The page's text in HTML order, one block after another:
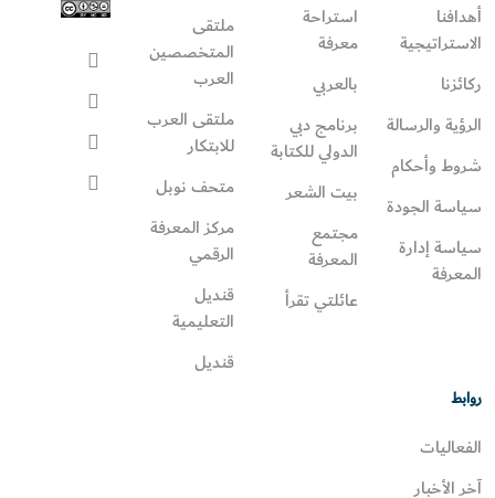
أهدافنا
الاستراتيجية
ركائزنا
الرؤية والرسالة
شروط وأحكام
سياسة الجودة
سياسة إدارة
المعرفة
استراحة
معرفة
بالعربي
برنامج دبي
الدولي للكتابة
بيت الشعر
مجتمع
المعرفة
عائلتي تقرأ‎
ملتقى
المتخصصين
العرب
ملتقى العرب
للابتكار
متحف نوبل
مركز المعرفة
الرقمي
قنديل
التعليمية
قنديل
روابط
الفعاليات
آخر الأخبار